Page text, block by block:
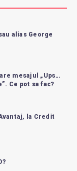
alias George
mesajul „Ups…
Ce pot sa fac?
la Credit